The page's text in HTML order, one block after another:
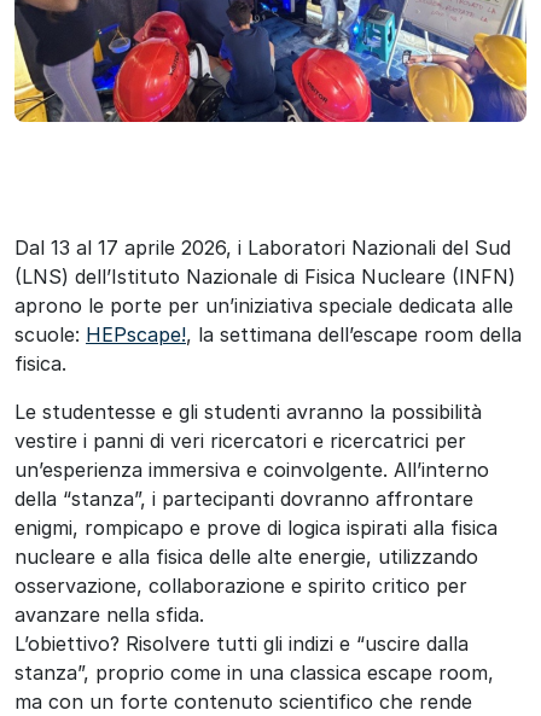
Dal 13 al 17 aprile 2026, i Laboratori Nazionali del Sud
(LNS) dell’Istituto Nazionale di Fisica Nucleare (INFN)
aprono le porte per un’iniziativa speciale dedicata alle
scuole: HEPscape!, la settimana dell’escape room della
fisica.
Le studentesse e gli studenti avranno la possibilità
vestire i panni di veri ricercatori e ricercatrici per
un’esperienza immersiva e coinvolgente. All’interno
della “stanza”, i partecipanti dovranno affrontare
enigmi, rompicapo e prove di logica ispirati alla fisica
nucleare e alla fisica delle alte energie, utilizzando
osservazione, collaborazione e spirito critico per
avanzare nella sfida.
L’obiettivo? Risolvere tutti gli indizi e “uscire dalla
stanza”, proprio come in una classica escape room,
ma con un forte contenuto scientifico che rende